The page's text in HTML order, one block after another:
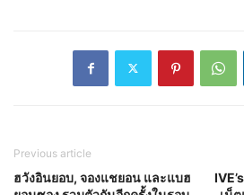
Previous article
ฮวังอินยอบ, จองแชยอน และแบฮ